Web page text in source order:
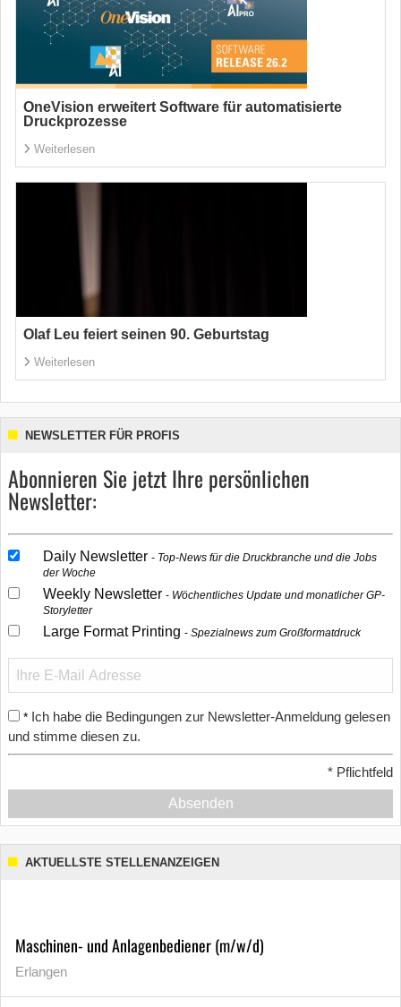
OneVision erweitert Software für automatisierte
Druckprozesse
Weiterlesen
Olaf Leu feiert seinen 90. Geburtstag
Weiterlesen
NEWSLETTER FÜR PROFIS
Abonnieren Sie jetzt Ihre persönlichen
Newsletter:
Daily Newsletter
Top-News für die Druckbranche und die Jobs
der Woche
Weekly Newsletter
Wöchentliches Update und monatlicher GP-
Storyletter
Large Format Printing Spezialnews zum Großformatdruck
* Ich habe die Bedingungen zur Newsletter-Anmeldung gelesen
und stimme diesen zu.
* Pflichtfeld
Absenden
AKTUELLSTE STELLENANZEIGEN
Maschinen- und Anlagenbediener (m/w/d)
Erlangen